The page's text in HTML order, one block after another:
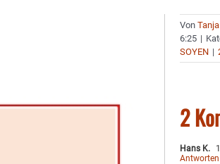
Von
6:25 |
SOYEN |
2
Hans K.
Antworten